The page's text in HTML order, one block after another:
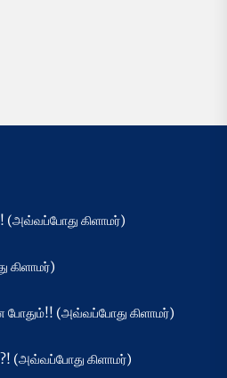
கிளாமர்)
கிளாமர்)
(அவ்வப்போது கிளாமர்)
(அவ்வப்போது கிளாமர்)